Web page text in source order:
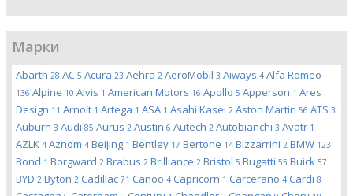
Марки
Abarth 28 AC 5 Acura 23 Aehra 2 AeroMobil 3 Aiways 4 Alfa Romeo
136 Alpine 10 Alvis 1 American Motors 16 Apollo 5 Apperson 1 Ares
Design 11 Arnolt 1 Artega 1 ASA 1 Asahi Kasei 2 Aston Martin 56 ATS 3
Auburn 3 Audi 85 Aurus 2 Austin 6 Autech 2 Autobianchi 3 Avatr 1
AZLK 4 Aznom 4 Beijing 1 Bentley 17 Bertone 14 Bizzarrini 2 BMW 123
Bond 1 Borgward 2 Brabus 2 Brilliance 2 Bristol 5 Bugatti 55 Buick 57
BYD 2 Byton 2 Cadillac 71 Canoo 4 Capricorn 1 Carcerano 4 Cardi 8